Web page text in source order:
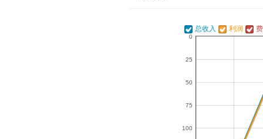
总收入 利润
0
25
50
75
100